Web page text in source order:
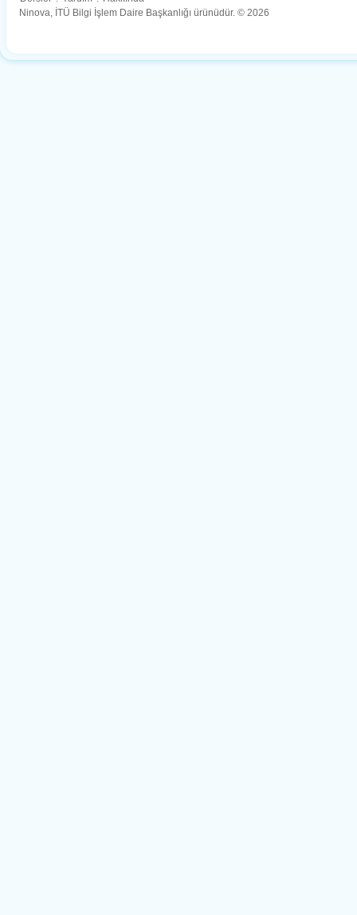
Ninova, İTÜ Bilgi İşlem Daire Başkanlığı ürünüdür. © 2026